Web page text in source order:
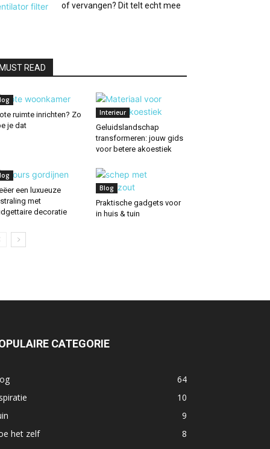
of vervangen? Dit telt echt mee
MUST READ
ruimte inrichten? Zo
je dat
Interieur
Geluidslandschap
transformeren: jouw gids
voor betere akoestiek
een luxueuze
met
decoratie
Blog
Praktische gadgets voor
in huis & tuin
CATEGORIE
64
10
9
het zelf
8